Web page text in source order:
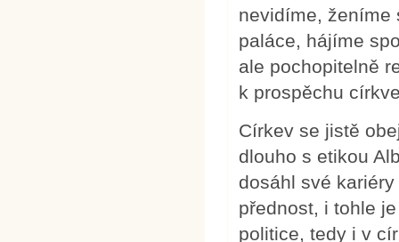
nevidíme, ženíme
paláce, hájíme
ale pochopitelně
k prospěchu
Církev se jistě
dlouho s etikou
dosáhl své
přednost, i tohle
politice, tedy i v